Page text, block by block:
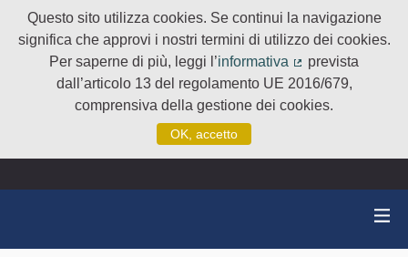
Questo sito utilizza cookies. Se continui la navigazione
significa che approvi i nostri termini di utilizzo dei cookies.
Per saperne di più, leggi l’informativa
(Collegamento
prevista
dall’articolo 13 del regolamento UE 2016/679,
comprensiva della gestione dei cookies.
OK, accetto